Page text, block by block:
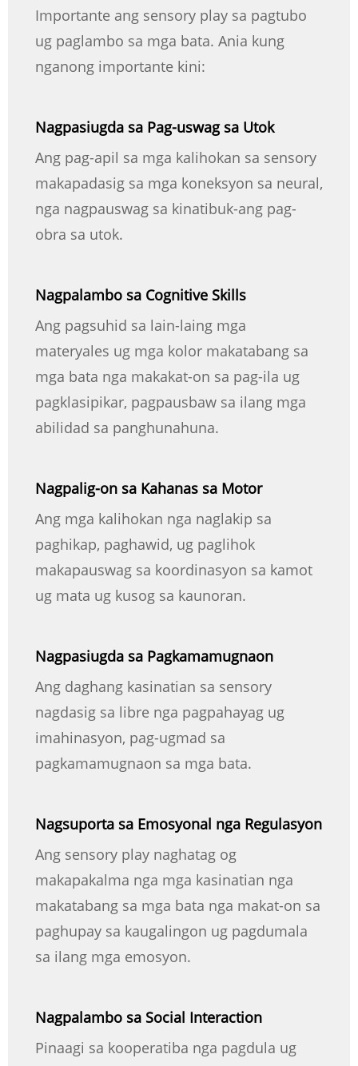
Importante ang sensory play sa pagtubo
ug paglambo sa mga bata. Ania kung
nganong importante kini:
Nagpasiugda sa Pag-uswag sa Utok
Ang pag-apil sa mga kalihokan sa sensory
makapadasig sa mga koneksyon sa neural,
nga nagpauswag sa kinatibuk-ang pag-
obra sa utok.
Nagpalambo sa Cognitive Skills
Ang pagsuhid sa lain-laing mga
materyales ug mga kolor makatabang sa
mga bata nga makakat-on sa pag-ila ug
pagklasipikar, pagpausbaw sa ilang mga
abilidad sa panghunahuna.
Nagpalig-on sa Kahanas sa Motor
Ang mga kalihokan nga naglakip sa
paghikap, paghawid, ug paglihok
makapauswag sa koordinasyon sa kamot
ug mata ug kusog sa kaunoran.
Nagpasiugda sa Pagkamamugnaon
Ang daghang kasinatian sa sensory
nagdasig sa libre nga pagpahayag ug
imahinasyon, pag-ugmad sa
pagkamamugnaon sa mga bata.
Nagsuporta sa Emosyonal nga Regulasyon
Ang sensory play naghatag og
makapakalma nga mga kasinatian nga
makatabang sa mga bata nga makat-on sa
paghupay sa kaugalingon ug pagdumala
sa ilang mga emosyon.
Nagpalambo sa Social Interaction
Pinaagi sa kooperatiba nga pagdula ug